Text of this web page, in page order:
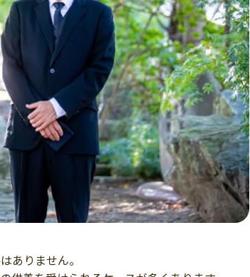
ありません。